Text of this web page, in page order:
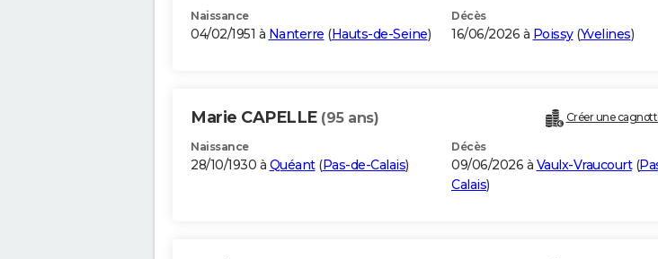
Naissance
04/02/1951 à Nanterre (Hauts-de-Seine)
Décès
16/06/2026 à Poissy(Yvelines)
Marie CAPELLE (95 ans) Créer une
Naissance
28/10/1930 à Quéant(Pas-de-Calais)
Décès
09/06/2026 à Vaulx-Vraucourt(
Calais)